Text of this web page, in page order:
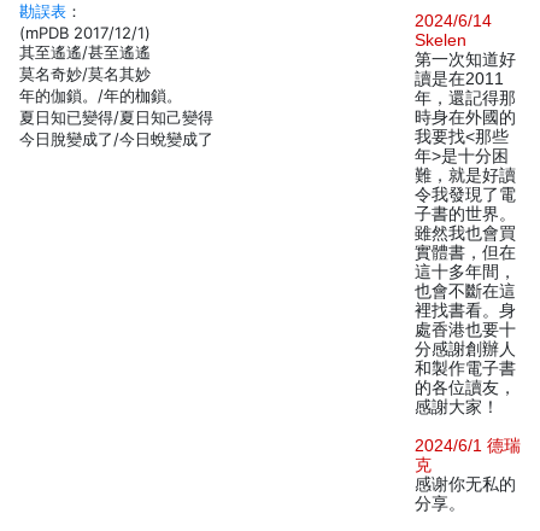
勘誤表 ：
(mPDB 2017/12/1)
其至遙遙/甚至遙遙
莫名奇妙/莫名其妙
年的伽鎖。/年的枷鎖。
夏日知已變得/夏日知己變得
今日脫變成了/今日蛻變成了
2024/6/14
Skelen
第一次知道好
讀是在2011
年，還記得那
時身在外國的
我要找<那些
年>是十分困
難，就是好讀
令我發現了電
子書的世界。
雖然我也會買
實體書，但在
這十多年間，
也會不斷在這
裡找書看。身
處香港也要十
分感謝創辦人
和製作電子書
的各位讀友，
感謝大家！
2024/6/1 德瑞
克
感谢你无私的
分享。